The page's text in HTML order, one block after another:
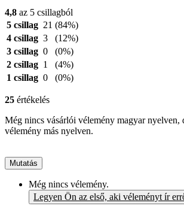
4,8 az 5 csillagból
5 csillag 21 (84%)
4 csillag 3
(12%)
3 csillag 0
(0%)
2 csillag 1
(4%)
1 csillag 0 (0%)
25 értékelés
Még nincs vásárlói vélemény magyar nyelven,
vélemény más nyelven.
Mutatás
Még nincs vélemény.
Legyen Ön az első, aki véleményt ír